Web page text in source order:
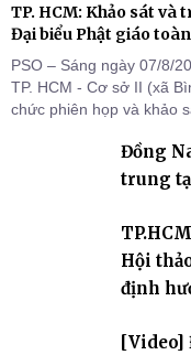
TP. HCM: Khảo sát và
Đại biểu Phật giáo
PSO – Sáng ngày 07/8/
TP. HCM - Cơ sở II (xã
chức phiên họp và khảo
Đồng
trung
Hội
định
[Video]